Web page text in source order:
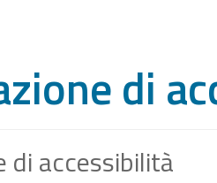
di
di accessibilità